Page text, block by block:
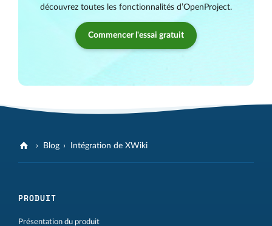
découvrez toutes les fonctionnalités d’OpenProject.
Commencer l'essai gratuit
Blog Intégration de XWiki
PRODUIT
Présentation du produit